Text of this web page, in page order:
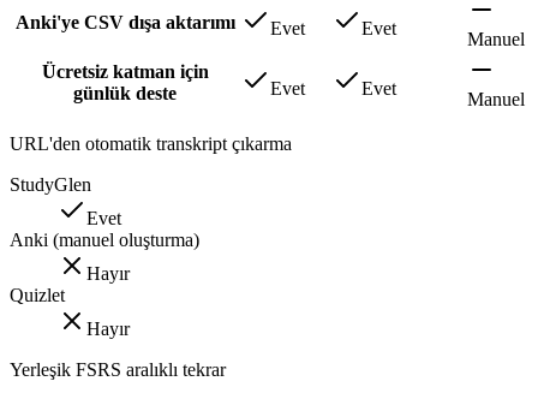
Anki'ye CSV dışa aktarımı Evet Evet
Manuel
Ücretsiz katman için
günlük deste
Evet Evet
Manuel
URL'den otomatik transkript çıkarma
StudyGlen
Evet
Anki (manuel oluşturma)
Hayır
Quizlet
Hayır
Yerleşik FSRS aralıklı tekrar